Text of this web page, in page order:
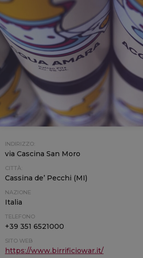
INDIRIZZO:
via Cascina San Moro
CITTÀ:
Cassina de’ Pecchi (MI)
NAZIONE
Italia
TELEFONO
+39 351 6521000
SITO WEB
https://www.birrificiowar.it/